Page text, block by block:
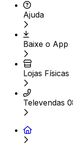
Ajuda
Baixe o App
Lojas Físicas
Televendas